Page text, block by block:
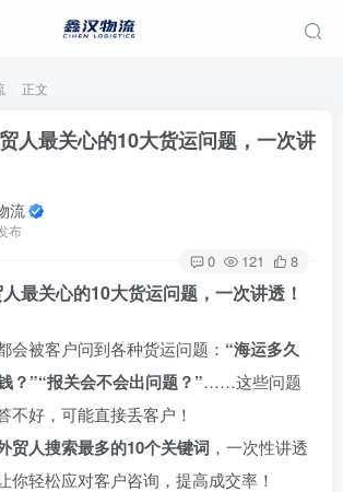
正文
人最关心的10大货运问题，一次讲
流
布
0 121 8
最关心的10大货运问题，一次讲透！
会被客户问到各种货运问题： “海运多久
？”“报关会不会出问题？”……这些问题
不好，可能直接丢客户！
贸人搜索最多的10个关键词 ，一次性讲透
你轻松应对客户咨询，提高成交率！